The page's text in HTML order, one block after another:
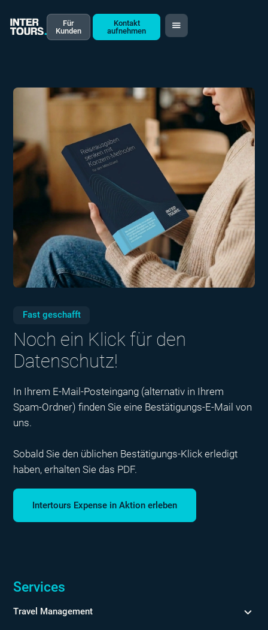
Für
Kunden
Kontakt
aufnehmen
Fast geschafft
Noch ein Klick für den
Datenschutz!
In Ihrem E-Mail-Posteingang (alternativ in Ihrem
Spam-Ordner) finden Sie eine Bestätigungs-E-Mail von
uns.
Sobald Sie den üblichen Bestätigungs-Klick erledigt
haben, erhalten Sie das PDF.
Intertours Expense in Aktion erleben
Services
Travel Management